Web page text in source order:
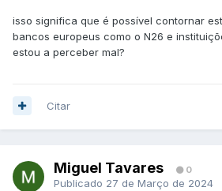
isso significa que é possível contornar
bancos europeus como o N26 e
estou a perceber mal?
Citar
Miguel Tavares 0
Publicado 27 de Março de 2024